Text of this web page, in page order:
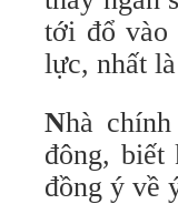
tới đổ vào
lực, nhất
Nhà
đông, biết
đồng ý về